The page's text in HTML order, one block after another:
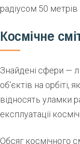
радіусом 50 метрів
Космічне
Знайдені сфери —
об’єктів на
відносять уламки
експлуатації
Обсяг космічного